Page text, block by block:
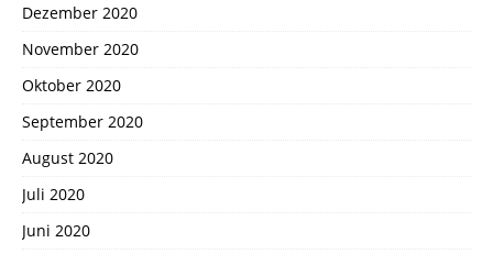
Dezember 2020
November 2020
Oktober 2020
September 2020
August 2020
Juli 2020
Juni 2020